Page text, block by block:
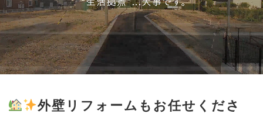
外壁リフォームもお任せくださ